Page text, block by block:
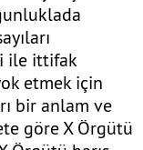
ile ittifak
etmek için
bir anlam ve
göre X Örgütü